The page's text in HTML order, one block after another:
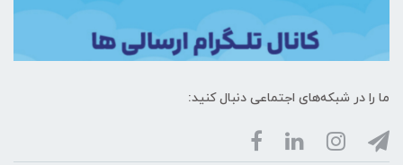
ما را در شبکه‌های اجتماعی دنبال کنید: